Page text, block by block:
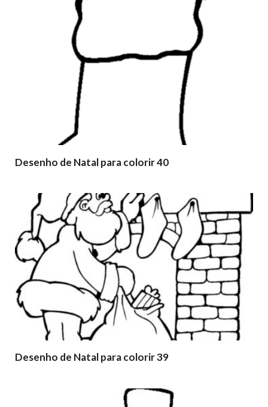
Desenho de Natal para colorir 40
Desenho de Natal para colorir 39